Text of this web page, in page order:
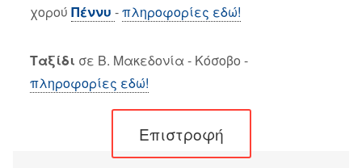
χορού Πέννυ -πληροφορίες εδώ!
Ταξίδι σε Β. Μακεδονία - Κόσοβο -
πληροφορίες εδώ!
Επιστροφή